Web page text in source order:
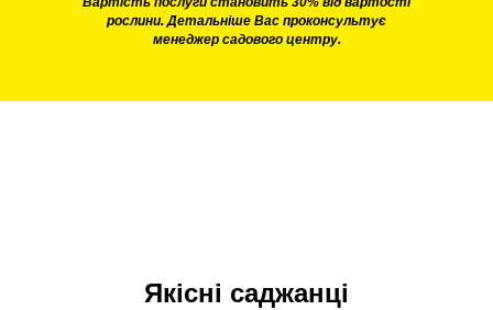
рослини. Детальніше Вас проконсультує
менеджер садового центру.
Якісні саджанці